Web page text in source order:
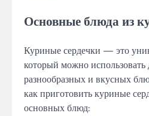
Основные блюда из
Куриные сердечки — это
который можно использовать
разнообразных и вкусных
как приготовить куриные
основных блюд: